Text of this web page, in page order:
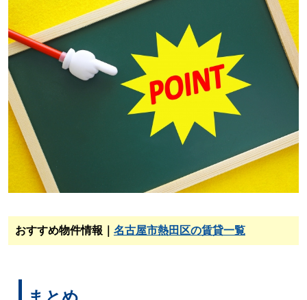
おすすめ物件情報｜ 名古屋市熱田区の賃貸一覧